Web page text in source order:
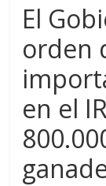
El
orden
en el